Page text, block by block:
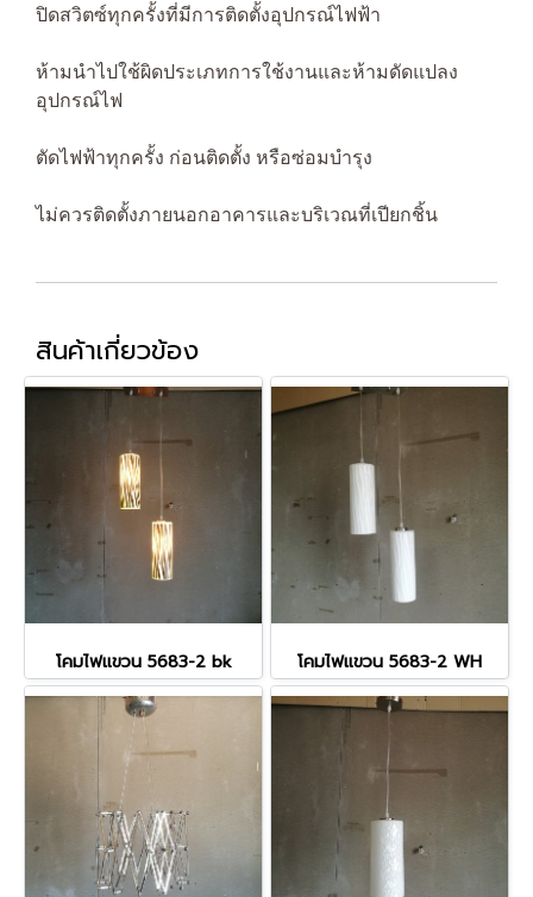
ปิดสวิตซ์ทุกครั้งที่มีการติดตั้งอุปกรณ์ไฟฟ้า
ห้ามนำไปใช้ผิดประเภทการใช้งานและห้ามดัดแปลง
อุปกรณ์ไฟ
ตัดไฟฟ้าทุกครั้ง ก่อนติดตั้ง หรือซ่อมบำรุง
ไม่ควรติดตั้งภายนอกอาคารและบริเวณที่เปียกชิ้น
สินค้าเกี่ยวข้อง
โคมไฟแขวน 5683-2 bk โคมไฟแขวน 5683-2 WH